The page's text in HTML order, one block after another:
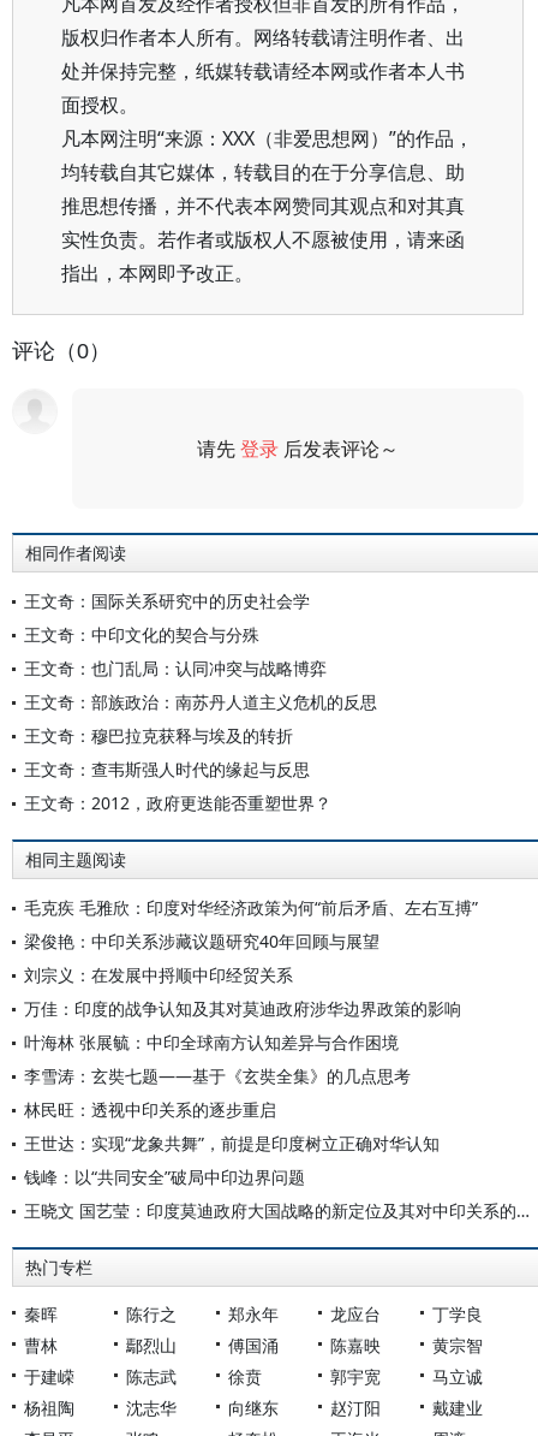
版权归作者本人所有。网络转载请注明作者、出
处并保持完整，纸媒转载请经本网或作者本人书
面授权。
凡本网注明“来源：XXX（非爱思想网）”的作品，
均转载自其它媒体，转载目的在于分享信息、助
推思想传播，并不代表本网赞同其观点和对其真
实性负责。若作者或版权人不愿被使用，请来函
指出，本网即予改正。
评论（0）
请先登录 后发表评论～
相同作者阅读
王文奇：国际关系研究中的历史社会学
王文奇：中印文化的契合与分殊
王文奇：也门乱局：认同冲突与战略博弈
王文奇：部族政治：南苏丹人道主义危机的反思
王文奇：穆巴拉克获释与埃及的转折
王文奇：查韦斯强人时代的缘起与反思
王文奇：2012，政府更迭能否重塑世界？
相同主题阅读
毛克疾 毛雅欣：印度对华经济政策为何“前后矛盾、左右互搏”
梁俊艳：中印关系涉藏议题研究40年回顾与展望
刘宗义：在发展中捋顺中印经贸关系
万佳：印度的战争认知及其对莫迪政府涉华边界政策的影响
叶海林 张展毓：中印全球南方认知差异与合作困境
李雪涛：玄奘七题——基于《玄奘全集》的几点思考
林民旺：透视中印关系的逐步重启
王世达：实现“龙象共舞”，前提是印度树立正确对华认知
钱峰：以“共同安全”破局中印边界问题
王晓文 国艺莹：印度莫迪政府大国战略的新定位及其对中印关系的影响
热门专栏
秦晖 陈行之 郑永年 龙应台
丁学良
曹林
鄢烈山 傅国涌 陈嘉映
黄宗智
于建嵘
陈志武 徐贲 郭宇宽
马立诚
杨祖陶
沈志华 向继东 赵汀阳
戴建业